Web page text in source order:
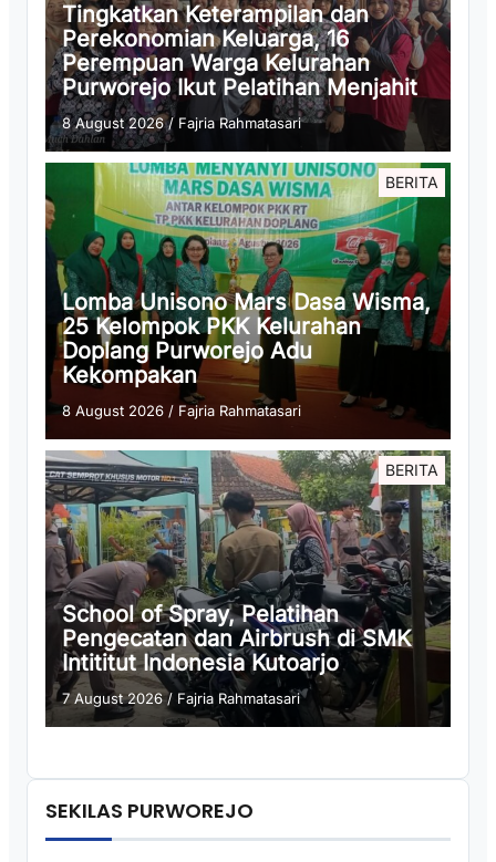
Tingkatkan Keterampilan dan
Perekonomian Keluarga, 16
Perempuan Warga Kelurahan
Purworejo Ikut Pelatihan Menjahit
8 August 2026/ Fajria Rahmatasari
BERITA
Lomba Unisono Mars Dasa Wisma,
25 Kelompok PKK Kelurahan
Doplang Purworejo Adu
Kekompakan
8 August 2026 / Fajria Rahmatasari
BERITA
School of Spray, Pelatihan
Pengecatan dan Airbrush di SMK
Intititut Indonesia Kutoarjo
7 August 2026/ Fajria Rahmatasari
SEKILAS PURWOREJO